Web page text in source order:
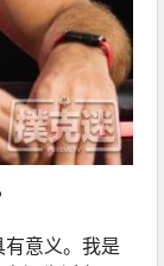
意义。我是